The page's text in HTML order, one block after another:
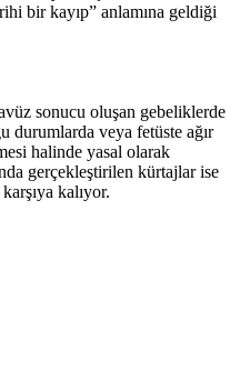
bir kayıp” anlamına geldiği
sonucu oluşan gebeliklerde
durumlarda veya fetüste ağır
halinde yasal olarak
gerçekleştirilen kürtajlar ise
kalıyor.